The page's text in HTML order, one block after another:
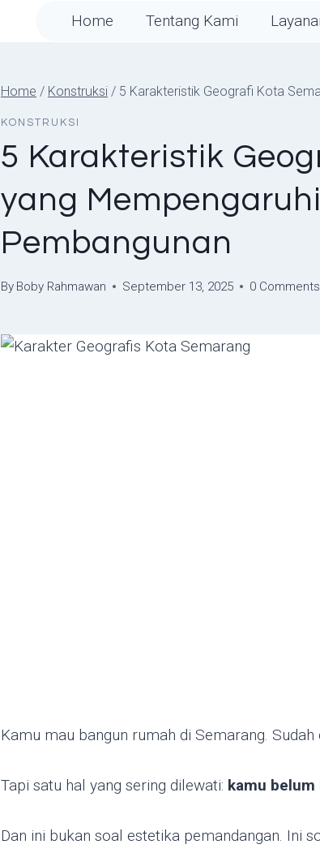
Home Tentang Kami
Home / Konstruksi / 5 Karakteristik Geografi Kota
KONSTRUKSI
5 Karakteristik
yang
Pembangunan
By Boby Rahmawan September 13, 2025 0 Comments
Kamu mau bangun rumah di Semarang.
Tapi satu hal yang sering dilewati: kamu belum
Dan ini bukan soal estetika pemandangan. Ini